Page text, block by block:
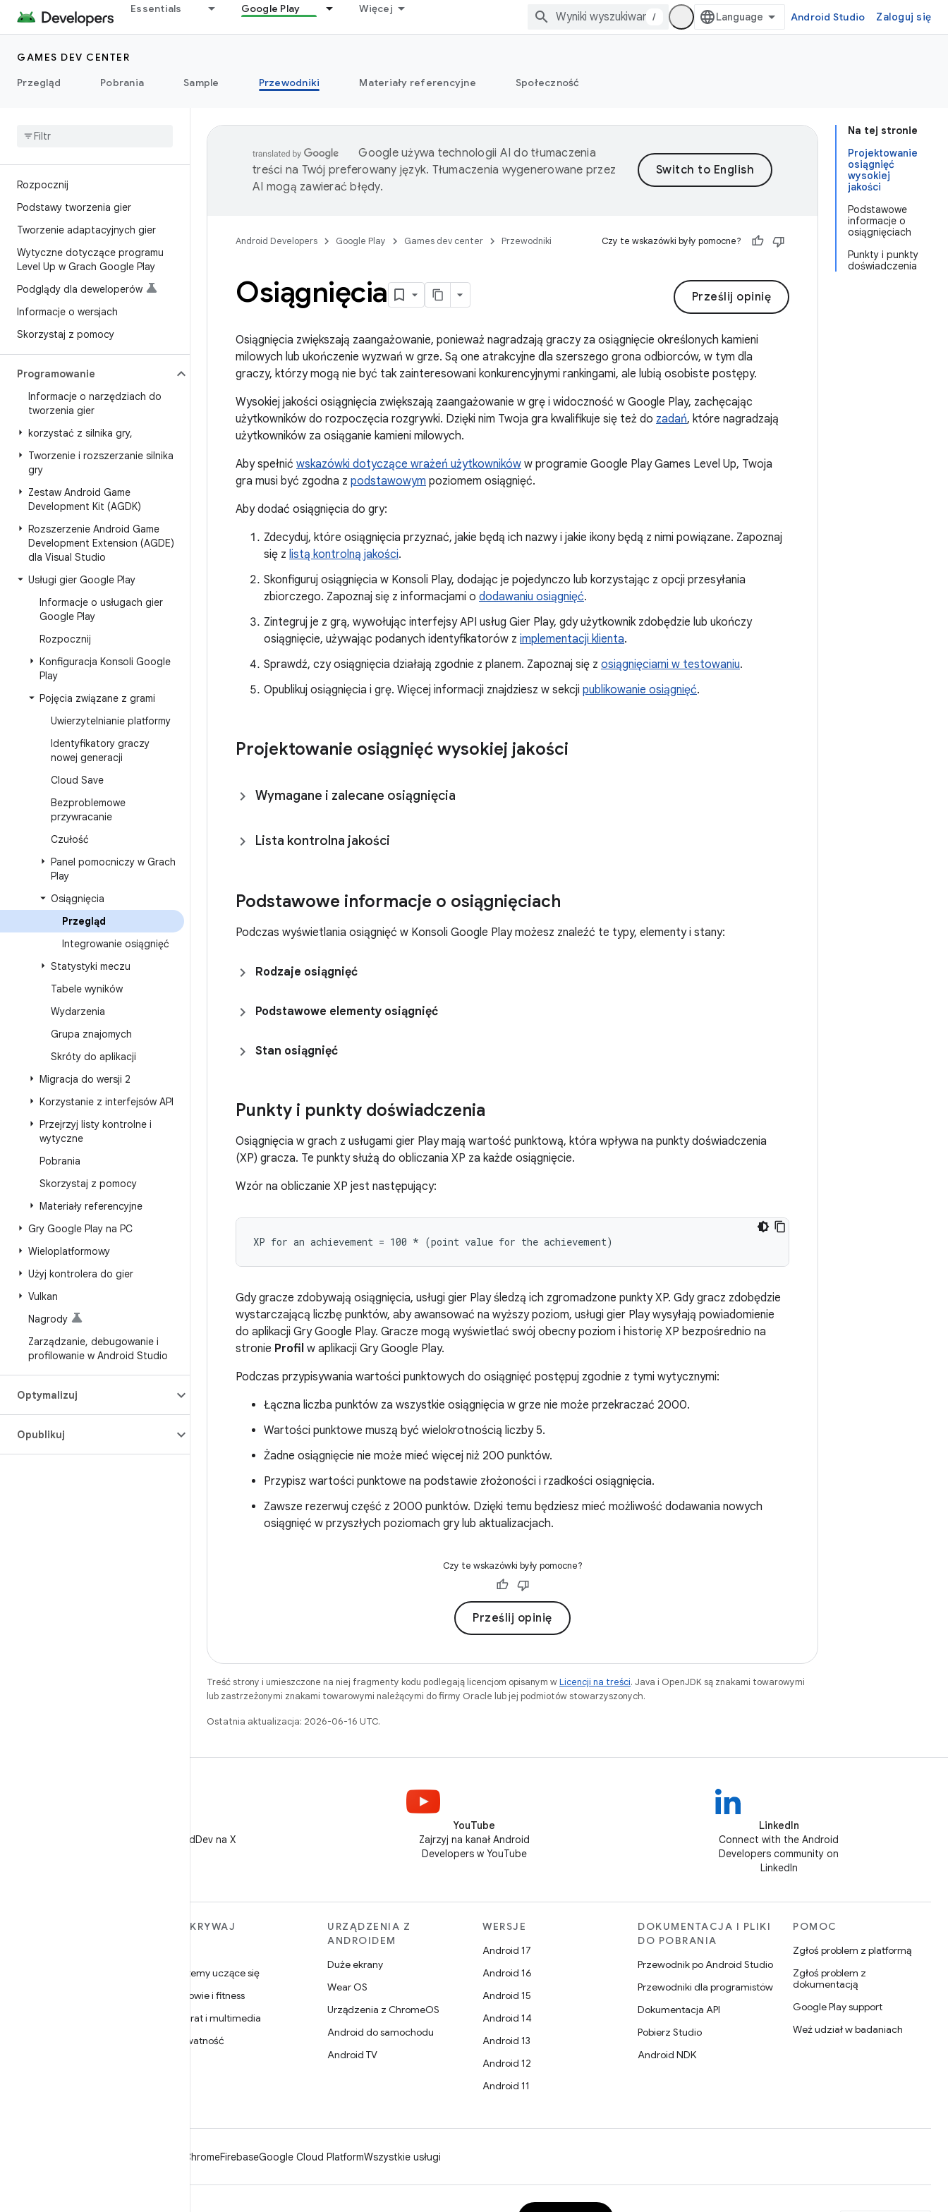
Essentials Google Play Więcej
/ Android Studio Zaloguj się
GAMES DEV CENTER
Przegląd
Pobrania Sample Przewodniki Materiały referencyjne Społeczność
Rozpocznij
Podstawy tworzenia gier
Tworzenie adaptacyjnych gier
Wytyczne dotyczące programu
Level Up w Grach Google Play
Podglądy dla deweloperów
Informacje o wersjach
Skorzystaj z pomocy
Programowanie
Informacje o narzędziach do
tworzenia gier
korzystać z silnika gry,
Tworzenie i rozszerzanie silnika
gry
Zestaw Android Game
Development Kit (AGDK)
Rozszerzenie Android Game
Development Extension (AGDE)
dla Visual Studio
Usługi gier Google Play
Informacje o usługach gier
Google Play
Rozpocznij
Konfiguracja Konsoli Google
Play
Pojęcia związane z grami
Uwierzytelnianie platformy
Identyfikatory graczy
nowej generacji
Cloud Save
Bezproblemowe
przywracanie
Czułość
Panel pomocniczy w Grach
Play
Osiągnięcia
Przegląd
Integrowanie osiągnięć
Statystyki meczu
Tabele wyników
Wydarzenia
Grupa znajomych
Skróty do aplikacji
Migracja do wersji 2
Korzystanie z interfejsów API
Przejrzyj listy kontrolne i
wytyczne
Pobrania
Skorzystaj z pomocy
Materiały referencyjne
Gry Google Play na PC
Wieloplatformowy
Użyj kontrolera do gier
Vulkan
Nagrody
Zarządzanie, debugowanie i
profilowanie w Android Studio
Optymalizuj
Opublikuj
Na tej stronie
Projektowanie
osiągnięć
wysokiej
jakości
Podstawowe
informacje o
osiągnięciach
Punkty i punkty
doświadczenia
Google używa technologii AI do tłumaczenia
treści na Twój preferowany język. Tłumaczenia wygenerowane przez
AI mogą zawierać błędy.
Android Developers Google Play Games dev center Przewodniki Czy te wskazówki były pomocne?
Prześlij opinię
Osiągnięcia
Osiągnięcia zwiększają zaangażowanie, ponieważ nagradzają graczy za osiągnięcie określonych kamieni
milowych lub ukończenie wyzwań w grze. Są one atrakcyjne dla szerszego grona odbiorców, w tym dla
graczy, którzy mogą nie być tak zainteresowani konkurencyjnymi rankingami, ale lubią osobiste postępy.
Wysokiej jakości osiągnięcia zwiększają zaangażowanie w grę i widoczność w Google Play, zachęcając
użytkowników do rozpoczęcia rozgrywki. Dzięki nim Twoja gra kwalifikuje się też do zadań, które nagradzają
użytkowników za osiąganie kamieni milowych.
Aby spełnić wskazówki dotyczące wrażeń użytkowników w programie Google Play Games Level Up, Twoja
gra musi być zgodna z podstawowym poziomem osiągnięć.
Aby dodać osiągnięcia do gry:
Zdecyduj, które osiągnięcia przyznać, jakie będą ich nazwy i jakie ikony będą z nimi powiązane. Zapoznaj
się z listą kontrolną jakości.
Skonfiguruj osiągnięcia w Konsoli Play, dodając je pojedynczo lub korzystając z opcji przesyłania
zbiorczego. Zapoznaj się z informacjami o dodawaniu osiągnięć.
Zintegruj je z grą, wywołując interfejsy API usług Gier Play, gdy użytkownik zdobędzie lub ukończy
osiągnięcie, używając podanych identyfikatorów z implementacji klienta.
Sprawdź, czy osiągnięcia działają zgodnie z planem. Zapoznaj się z osiągnięciami w testowaniu.
Opublikuj osiągnięcia i grę. Więcej informacji znajdziesz w sekcji publikowanie osiągnięć.
Projektowanie osiągnięć wysokiej jakości
Wymagane i zalecane osiągnięcia
Lista kontrolna jakości
Podstawowe informacje o osiągnięciach
Podczas wyświetlania osiągnięć w Konsoli Google Play możesz znaleźć te typy, elementy i stany:
Rodzaje osiągnięć
Podstawowe elementy osiągnięć
Stan osiągnięć
Punkty i punkty doświadczenia
Osiągnięcia w grach z usługami gier Play mają wartość punktową, która wpływa na punkty doświadczenia
(XP) gracza. Te punkty służą do obliczania XP za każde osiągnięcie.
Wzór na obliczanie XP jest następujący:
Gdy gracze zdobywają osiągnięcia, usługi gier Play śledzą ich zgromadzone punkty XP. Gdy gracz zdobędzie
wystarczającą liczbę punktów, aby awansować na wyższy poziom, usługi gier Play wysyłają powiadomienie
do aplikacji Gry Google Play. Gracze mogą wyświetlać swój obecny poziom i historię XP bezpośrednio na
stronie Profil w aplikacji Gry Google Play.
Podczas przypisywania wartości punktowych do osiągnięć postępuj zgodnie z tymi wytycznymi:
Łączna liczba punktów za wszystkie osiągnięcia w grze nie może przekraczać 2000.
Wartości punktowe muszą być wielokrotnością liczby 5.
Żadne osiągnięcie nie może mieć więcej niż 200 punktów.
Przypisz wartości punktowe na podstawie złożoności i rzadkości osiągnięcia.
Zawsze rezerwuj część z 2000 punktów. Dzięki temu będziesz mieć możliwość dodawania nowych
osiągnięć w przyszłych poziomach gry lub aktualizacjach.
Czy te wskazówki były pomocne?
Prześlij opinię
Treść strony i umieszczone na niej fragmenty kodu podlegają licencjom opisanym wLicencji na treści. Java i OpenJDK są znakami towarowymi
lub zastrzeżonymi znakami towarowymi należącymi do firmy Oracle lub jej podmiotów stowarzyszonych.
Ostatnia aktualizacja: 2026-06-16 UTC.
Obserwuj @AndroidDev na X
YouTube
Zajrzyj na kanał Android
Developers w YouTube
LinkedIn
Connect with the Android
Developers community on
LinkedIn
ODKRYWAJ
Systemy uczące się
Zdrowie i fitness
Aparat i multimedia
Prywatność
URZĄDZENIA Z
ANDROIDEM
Duże ekrany
Wear OS
Urządzenia z ChromeOS
Android do samochodu
Android TV
WERSJE
Android 17
Android 16
Android 15
Android 14
Android 13
Android 12
Android 11
DOKUMENTACJA I PLIKI
DO POBRANIA
Przewodnik po Android Studio
Przewodniki dla programistów
Dokumentacja API
Pobierz Studio
Android NDK
POMOC
Zgłoś problem z platformą
Zgłoś problem z
dokumentacją
Google Play support
Weź udział w badaniach
ChromeFirebaseGoogle Cloud PlatformWszystkie usługi